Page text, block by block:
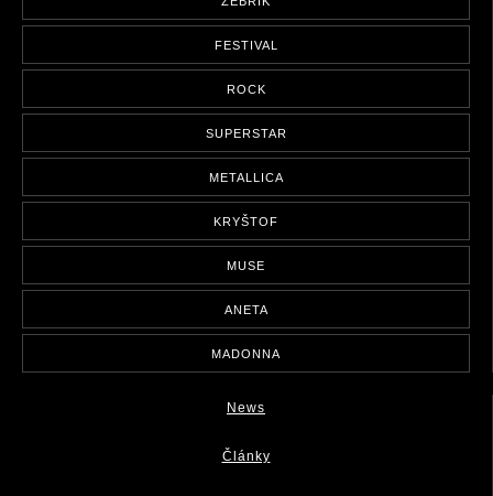
FESTIVAL
ROCK
SUPERSTAR
METALLICA
KRYŠTOF
MUSE
ANETA
MADONNA
News
Články